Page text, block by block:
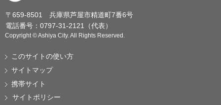
〒659-8501 兵庫県芦屋市精道町7番6号
電話番号：0797-31-2121（代表）
Copyright © Ashiya City. All Rights Reserved.
このサイトの使い方
サイトマップ
携帯サイト
サイトポリシー